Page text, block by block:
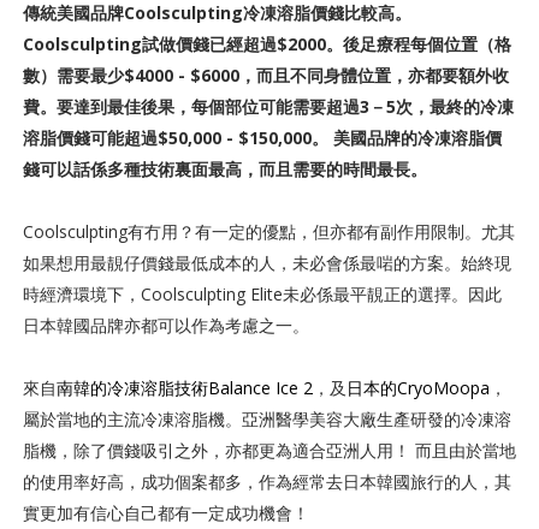
傳統美國品牌Coolsculpting冷凍溶脂價錢比較高。
Coolsculpting試做價錢已經超過$2000。後足療程每個位置（格
數）需要最少$4000 - $6000，而且不同身體位置，亦都要額外收
費。要達到最佳後果，每個部位可能需要超過3－5次，最終的冷凍
溶脂價錢可能超過$50,000 - $150,000。 美國品牌的冷凍溶脂價
錢可以話係多種技術裏面最高，而且需要的時間最長。
Coolsculpting有冇用？有一定的優點，但亦都有副作用限制。尤其
如果想用最靚仔價錢最低成本的人，未必會係最啱的方案。始終現
時經濟環境下，Coolsculpting Elite未必係最平靚正的選擇。因此
日本韓國品牌亦都可以作為考慮之一。
來自南韓的冷凍溶脂技術Balance Ice 2，及 日本的CryoMoopa ，
屬於當地的主流冷凍溶脂機。亞洲醫學美容大廠生產研發的冷凍溶
脂機，除了價錢吸引之外，亦都更為適合亞洲人用！ 而且由於當地
的使用率好高，成功個案都多，作為經常去日本韓國旅行的人，其
實更加有信心自己都有一定成功機會！